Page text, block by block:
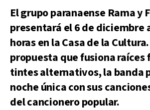
El grupo paranaense Rama y
presentará el 6 de diciembre
horas en la Casa de la
propuesta que fusiona raíces
tintes alternativos, la banda
noche única con sus
del cancionero popular.